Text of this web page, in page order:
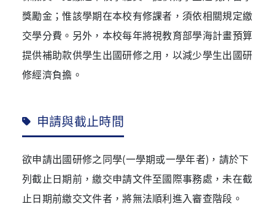
獎勵金；惟該學期在本校有修課者，須依相關規定繳
交學分費。另外，本校每年將視教育部學海計畫預算
提供補助款供學生出國研修之用，以減少學生出國研
修經濟負擔。
申請與截止時間
欲申請出國研修之同學(一學期或一學年者)，請於下
列截止日期前，繳交申請文件至國際事務處，未在截
止日期前繳交文件者，將無法順利進入審查階段。